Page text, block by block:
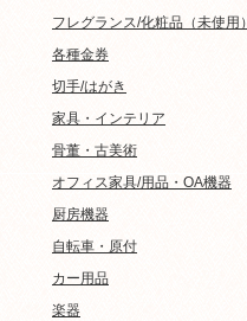
フレグランス/化粧品（未使用）
各種金券
切手/はがき
家具・インテリア
骨董・古美術
オフィス家具/用品・OA機器
厨房機器
自転車・原付
カー用品
楽器